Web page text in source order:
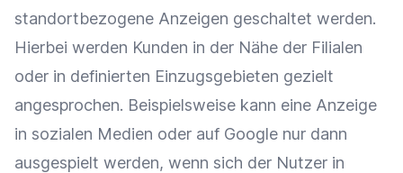
standortbezogene Anzeigen geschaltet werden.
Hierbei werden Kunden in der Nähe der Filialen
oder in definierten Einzugsgebieten gezielt
angesprochen. Beispielsweise kann eine Anzeige
in sozialen Medien oder auf Google nur dann
ausgespielt werden, wenn sich der Nutzer in